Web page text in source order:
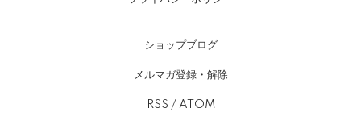
ショップブログ
メルマガ登録・解除
RSS / ATOM